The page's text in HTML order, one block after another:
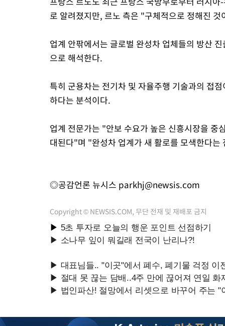
로 알려졌지만, 르노 측은 "구체적으로 정해진
업계 안팎에서는 글로벌 완성차 업체들의 방산
으로 해석한다.
특히 군용차는 전기차 및 자율주행 기술과의 접
하다는 분석이다.
업계 전문가는 "안보 수요가 높은 신흥시장을 중
대된다"며 "완성차 업계가 새 활로를 모색한다
◎공감언론 뉴시스 parkhj@newsis.com
Copyright © NEWSIS.COM, 무단 전재 및 재배포 금지